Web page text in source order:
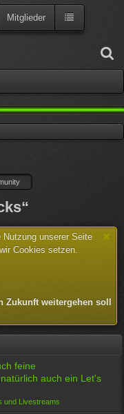
Mitglieder
Nutzung unserer Seite
Cookies setzen.
weitergehen soll
feine
auch ein Let's
und Livestreams